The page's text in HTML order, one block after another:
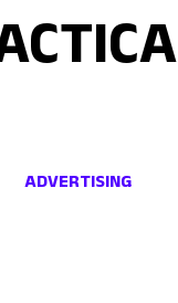
ADVERTISING